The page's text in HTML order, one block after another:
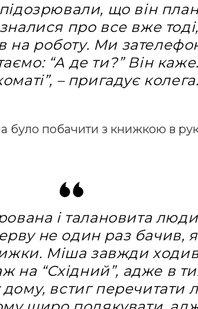
що він
про все вже
на роботу. Ми
“А де ти?” Він
– пригадує колега.
було побачити з книжкою в
і талановита
не один раз бачив,
Міша завжди
на “Східний”, адже в
встиг перечитати